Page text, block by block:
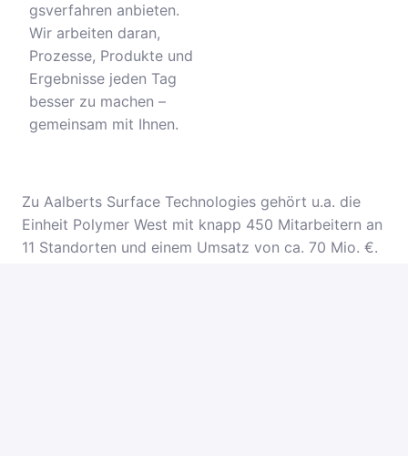
gsverfahren anbieten.
Wir arbeiten daran,
Prozesse, Produkte und
Ergebnisse jeden Tag
besser zu machen –
gemeinsam mit Ihnen.
Zu Aalberts Surface Technologies gehört u.a. die
Einheit Polymer West mit knapp 450 Mitarbeitern an
11 Standorten und einem Umsatz von ca. 70 Mio. €.